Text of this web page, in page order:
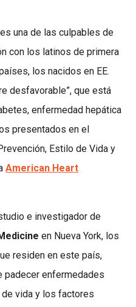
una de las culpables de
con los latinos de primera
los nacidos en EE.
desfavorable”, que está
enfermedad hepática
presentados en el
Estilo de Vida y
American Heart
e investigador de
en Nueva York, los
residen en este país,
padecer enfermedades
vida y los factores